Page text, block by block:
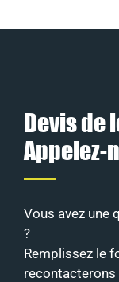
Devis de
Appelez-
Vous avez une
?
Remplissez le